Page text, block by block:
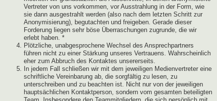
Vertreter von uns vorkommen, vor Ausstrahlung in der Form, wie
sie dann ausgestrahlt werden (also nach dem letzten Schritt zur
Anonymisierung), begutachten und freigeben. Gerade dieser
Forderung liegen sehr böse Überraschungen zugrunde, die wir
erlebt haben. *
Plötzliche, unabgesprochene Wechsel des Ansprechpartners
führen nicht zu einer Stärkung unseres Vertrauens. Wahrscheinlich
eher zum Abbruch des Kontaktes unsererseits.
In jedem Fall schließen wir mit dem jeweiligen Medienvertreter eine
schriftliche Vereinbarung ab, die sorgfältig zu lesen, zu
unterschreiben und zu beachten ist. Nicht nur von der jeweiligen
hauptsächlichen Kontaktperson, sondern vom gesamten beteiligten